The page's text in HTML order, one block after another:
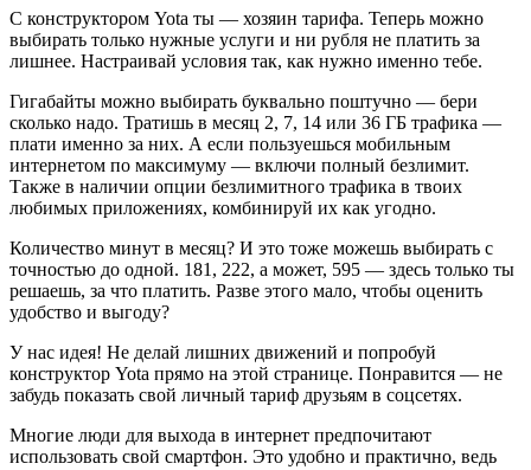
С конструктором Yota ты — хозяин тарифа. Теперь можно
выбирать только нужные услуги и ни рубля не платить за
лишнее. Настраивай условия так, как нужно именно тебе.
Гигабайты можно выбирать буквально поштучно — бери
сколько надо. Тратишь в месяц 2, 7, 14 или 36 ГБ трафика —
плати именно за них. А если пользуешься мобильным
интернетом по максимуму — включи полный безлимит.
Также в наличии опции безлимитного трафика в твоих
любимых приложениях, комбинируй их как угодно.
Количество минут в месяц? И это тоже можешь выбирать с
точностью до одной. 181, 222, а может, 595 — здесь только ты
решаешь, за что платить. Разве этого мало, чтобы оценить
удобство и выгоду?
У нас идея! Не делай лишних движений и попробуй
конструктор Yota прямо на этой странице. Понравится — не
забудь показать свой личный тариф друзьям в соцсетях.
Многие люди для выхода в интернет предпочитают
использовать свой смартфон. Это удобно и практично, ведь